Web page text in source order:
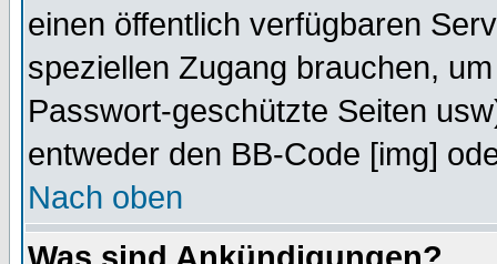
einen öffentlich verfügbaren
speziellen Zugang brauchen,
Passwort-geschützte Seiten
entweder den BB-Code [img]
Nach oben